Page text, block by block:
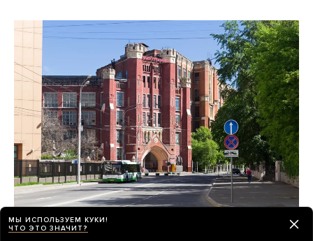
Все лето градозащитники обсуждают
МЫ ИСПОЛЬЗУЕМ КУКИ!
ЧТО ЭТО ЗНАЧИТ?